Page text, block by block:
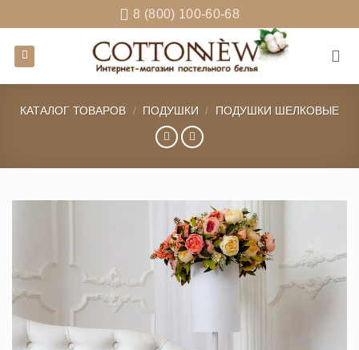
to
content
8 (800) 100-60-68
КАТАЛОГ ТОВАРОВ / ПОДУШКИ / ПОДУШКИ ШЕЛКОВЫЕ